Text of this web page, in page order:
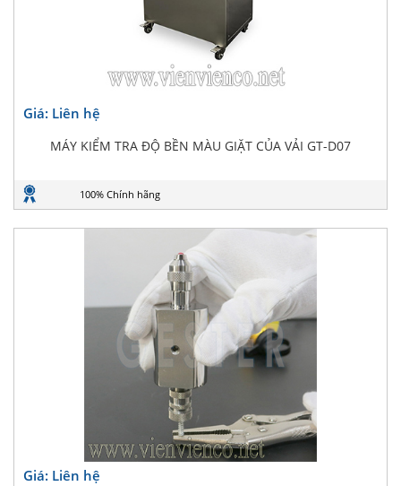
Giá: Liên hệ
MÁY KIỂM TRA ĐỘ BỀN MÀU GIẶT CỦA VẢI GT-D07
100% Chính hãng
Giá: Liên hệ